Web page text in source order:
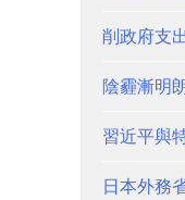
削政府支
陰霾漸明
習近平與
日本外務